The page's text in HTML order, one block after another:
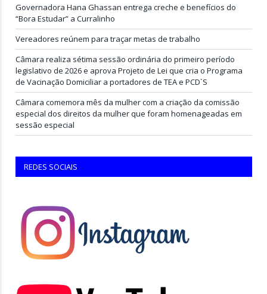
Governadora Hana Ghassan entrega creche e benefícios do
“Bora Estudar” a Curralinho
Vereadores reúnem para traçar metas de trabalho
Câmara realiza sétima sessão ordinária do primeiro período
legislativo de 2026 e aprova Projeto de Lei que cria o Programa
de Vacinação Domiciliar a portadores de TEA e PCD`S
Câmara comemora mês da mulher com a criação da comissão
especial dos direitos da mulher que foram homenageadas em
sessão especial
REDES SOCIAIS